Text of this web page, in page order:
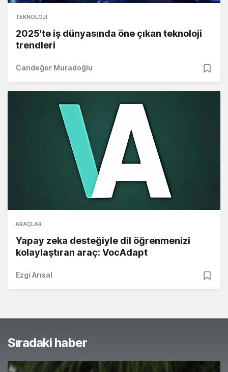
TEKNOLOJI
2025'te iş dünyasında öne çıkan teknoloji
trendleri
Candeğer Muradoğlu
ARAÇLAR
Yapay zeka desteğiyle dil öğrenmenizi
kolaylaştıran araç: VocAdapt
Ezgi Arısal
Sıradaki haber